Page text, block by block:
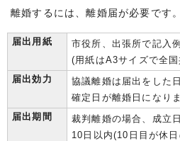
離婚するには、離婚届が必要です。
届出用紙
市役所、出張所で記入
(用紙はA3サイズで全
届出効力
協議離婚は届出をした
確定日が離婚日になりま
届出期間
裁判離婚の場合、成立
10日以内(10日目が休